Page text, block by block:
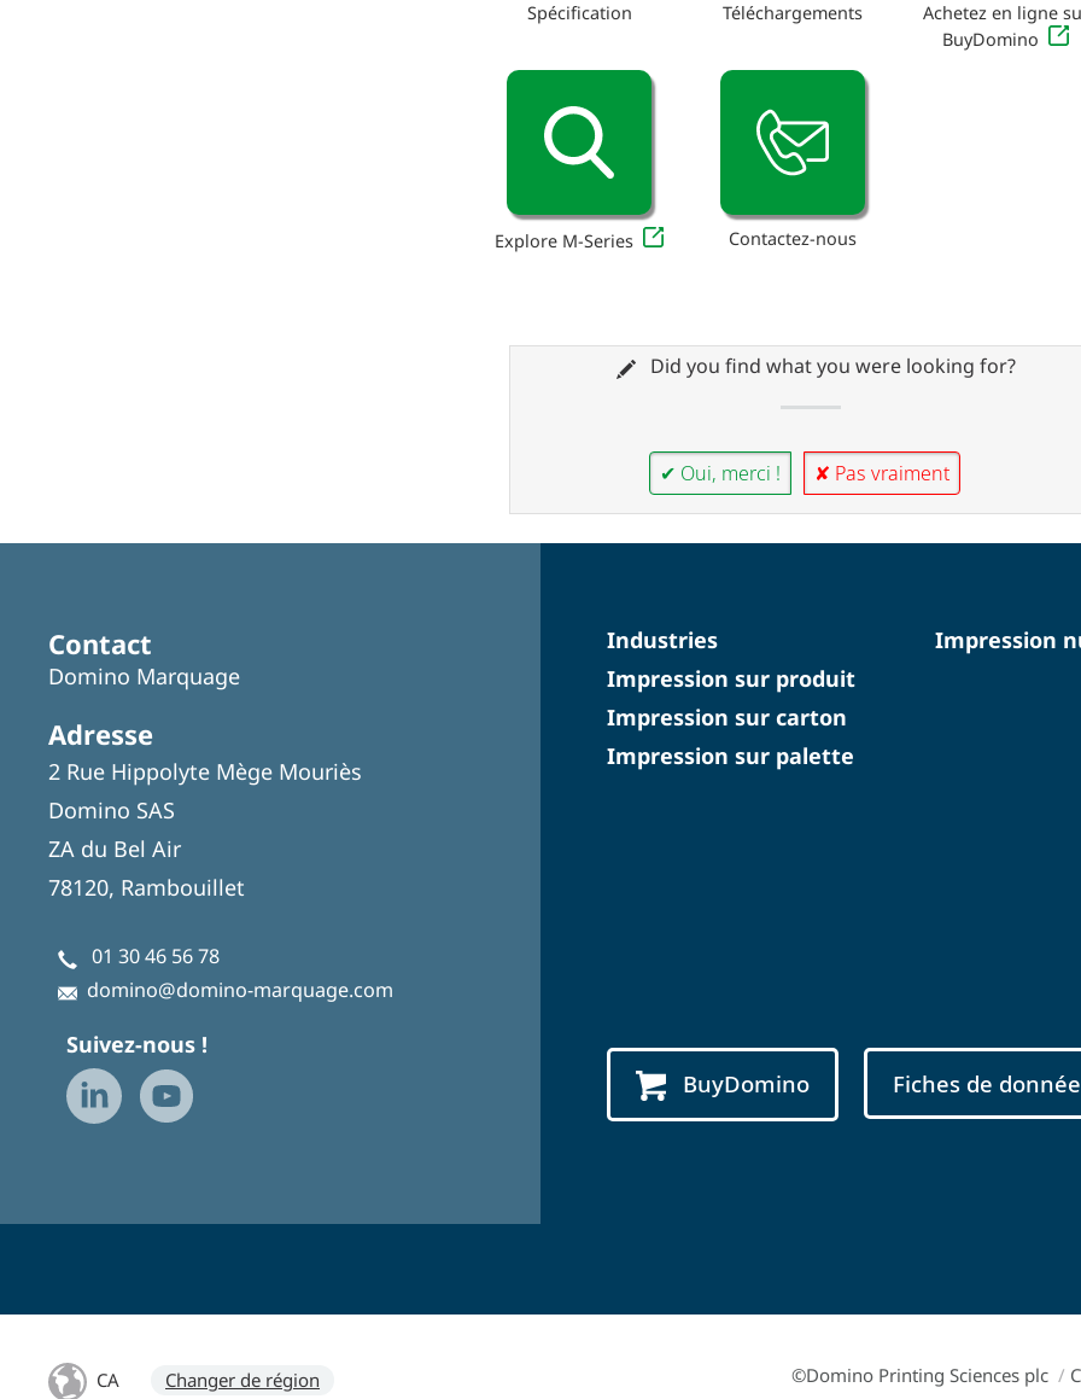
Spécification Téléchargements
Achetez en ligne
BuyDomino
Explore M-Series Contactez-nous
Did you find what you were looking for?
✔ Oui, merci ! ✘ Pas vraiment
Contact
Domino Marquage
Adresse
2 Rue Hippolyte Mège Mouriès
Domino SAS
ZA du Bel Air
78120, Rambouillet
01 30 46 56 78
domino@domino-marquage.com
Suivez-nous !
Industries
Impression sur produit
Impression sur carton
Impression sur palette
Impression
BuyDomino Fiches de
CA Changer de région ©Domino Printing Sciences plc /